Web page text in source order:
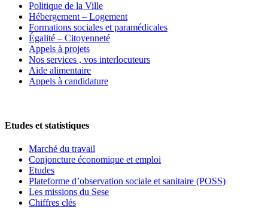
Politique de la Ville
Hébergement – Logement
Formations sociales et paramédicales
Égalité – Citoyenneté
Appels à projets
Nos services , vos interlocuteurs
Aide alimentaire
Appels à candidature
Etudes et statistiques
Marché du travail
Conjoncture économique et emploi
Etudes
Plateforme d’observation sociale et sanitaire (POSS)
Les missions du Sese
Chiffres clés